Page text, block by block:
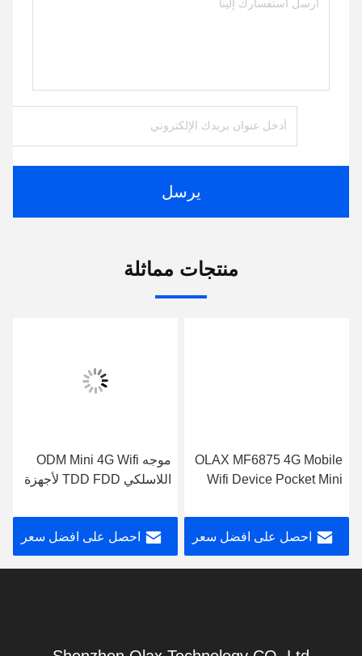
يرسل
منتجات مماثلة
OLAX MF6875 4G Mobile
Wifi Device Pocket Mini
Card Slot
احصل على افضل سعر
موجه ODM Mini 4G Wifi
اللاسلكي TDD FDD لأجهزة
اللوحية
احصل على افضل سعر